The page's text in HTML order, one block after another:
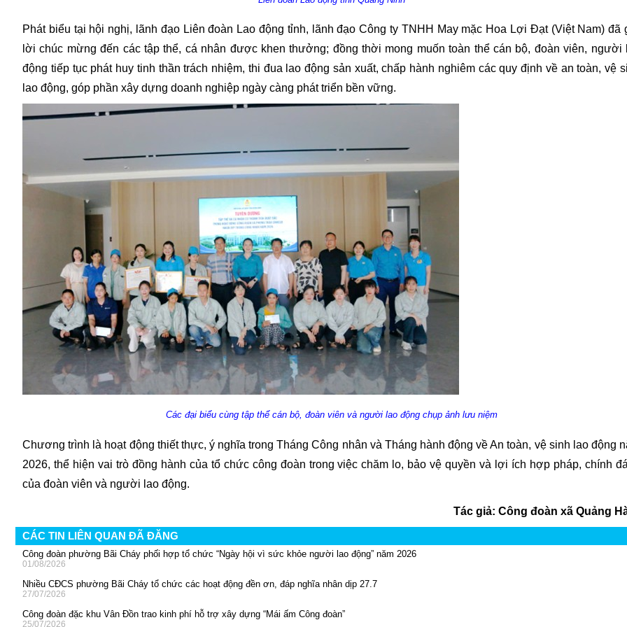
Phát biểu tại hội nghị, lãnh đạo Liên đoàn Lao động tỉnh, lãnh đạo Công ty TNHH May mặc Hoa Lợi Đạt (Việt Nam) đã
lời chúc mừng đến các tập thể, cá nhân được khen thưởng; đồng thời mong muốn toàn thể cán bộ, đoàn viên, người
động tiếp tục phát huy tinh thần trách nhiệm, thi đua lao động sản xuất, chấp hành nghiêm các quy định về an toàn, vệ
lao động, góp phần xây dựng doanh nghiệp ngày càng phát triển bền vững.
Các đại biểu cùng tập thể cán bộ, đoàn viên và người lao động chụp ảnh lưu niệm
Chương trình là hoạt động thiết thực, ý nghĩa trong Tháng Công nhân và Tháng hành động về An toàn, vệ sinh lao động
2026, thể hiện vai trò đồng hành của tổ chức công đoàn trong việc chăm lo, bảo vệ quyền và lợi ích hợp pháp, chính
của đoàn viên và người lao động.
Tác giả: Công đoàn xã Quảng
CÁC TIN LIÊN QUAN ĐÃ ĐĂNG
Công đoàn phường Bãi Cháy phối hợp tổ chức “Ngày hội vì sức khỏe người lao động” năm 2026
01/08/2026
Nhiều CĐCS phường Bãi Cháy tổ chức các hoạt động đền ơn, đáp nghĩa nhân dịp 27.7
27/07/2026
Công đoàn đặc khu Vân Đồn trao kinh phí hỗ trợ xây dựng “Mái ấm Công đoàn”
25/07/2026